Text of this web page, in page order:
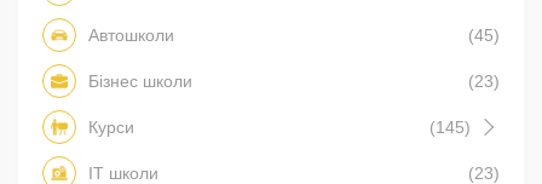
Автошколи (45)
Бізнес школи (23)
Курси (145)
IT школи (23)